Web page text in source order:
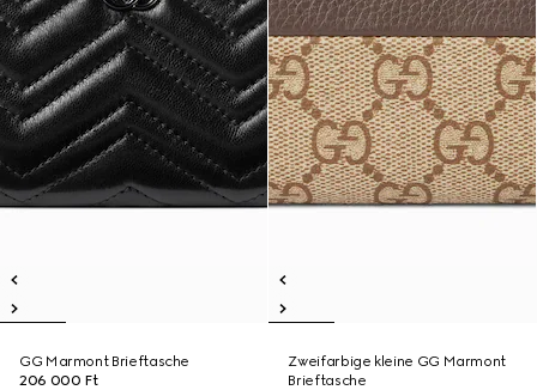
GG Marmont Brieftasche
206 000 Ft
Zweifarbige kleine GG Marmont
Brieftasche